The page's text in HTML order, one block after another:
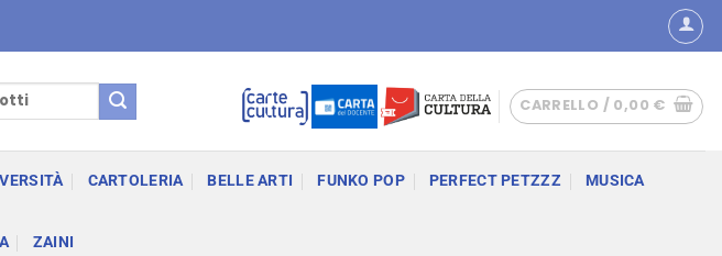
CARRELLO / 0,00 €
CARTOLERIA BELLE ARTI FUNKO POP PERFECT PETZZZ MUSICA
ZAINI